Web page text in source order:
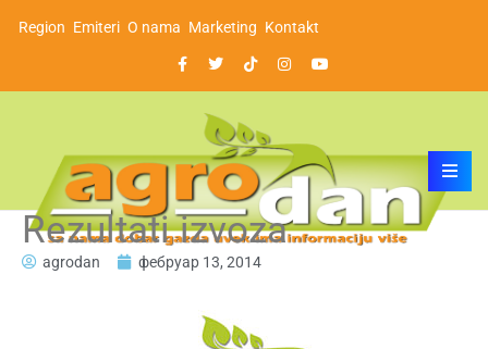
Region Emiteri O nama Marketing Kontakt
Rezultati izvoza
agrodan фебруар 13, 2014